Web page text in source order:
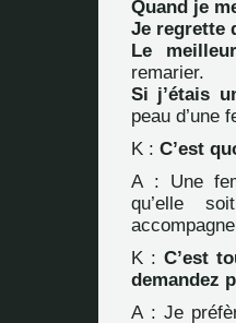
Quand je
Je regrette
Le
remarier.
Si j’étais
peau d’une
K : C’est
A : Une
qu’elle
K : C’est
demandez
A : Je